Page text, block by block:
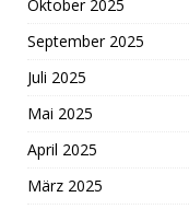
Oktober 2025
September 2025
Juli 2025
Mai 2025
April 2025
März 2025